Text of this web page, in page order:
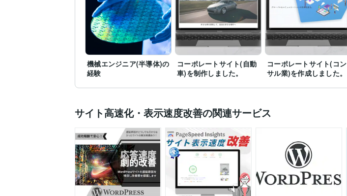
機械エンジニア(半導体)の
経験
コーポレートサイト(自動
車)を制作しました。
コーポレートサイト(コン
サル業)を作成しました。
サイト高速化・表示速度改善の関連サービス